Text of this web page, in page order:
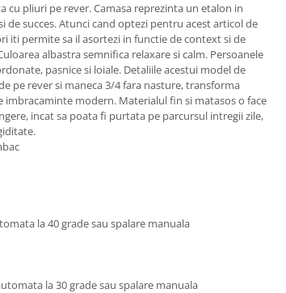
cu pliuri pe rever. Camasa reprezinta un etalon in
de succes. Atunci cand optezi pentru acest articol de
iti permite sa il asortezi in functie de context si de
albastra semnifica relaxare si calm. Persoanele
pasnice si loiale. Detaliile acestui model de
pe rever si maneca 3/4 fara nasture, transforma
modern. Materialul fin si matasos o face
incat sa poata fi purtata pe parcursul intregii zile,
la 40 grade sau spalare manuala
la 30 grade sau spalare manuala